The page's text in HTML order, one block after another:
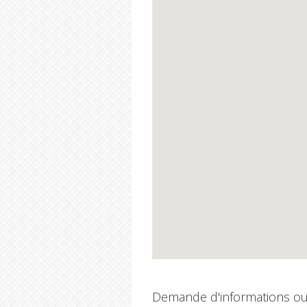
Demande d'informations